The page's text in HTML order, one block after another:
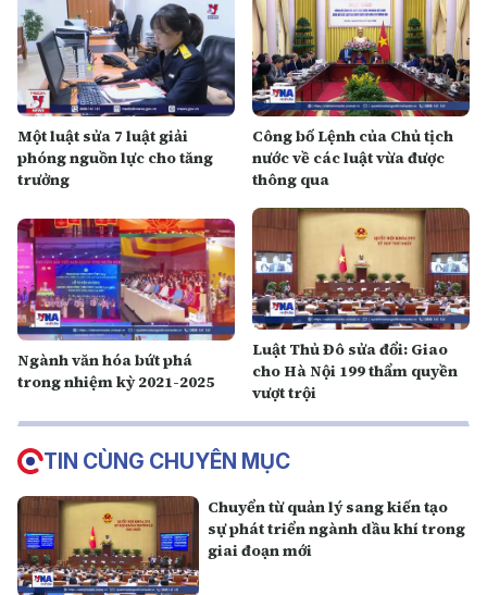
Một luật sửa 7 luật giải
phóng nguồn lực cho tăng
trưởng
Công bố Lệnh của Chủ tịch
nước về các luật vừa được
thông qua
Ngành văn hóa bứt phá
trong nhiệm kỳ 2021-2025
Luật Thủ Đô sửa đổi: Giao
cho Hà Nội 199 thẩm quyền
vượt trội
TIN CÙNG CHUYÊN MỤC
Chuyển từ quản lý sang kiến tạo
sự phát triển ngành dầu khí trong
giai đoạn mới